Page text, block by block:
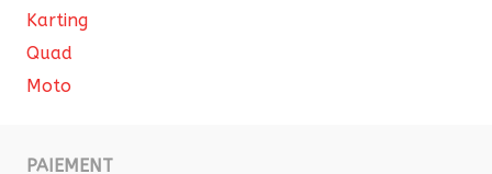
Karting
Quad
Moto
PAIEMENT